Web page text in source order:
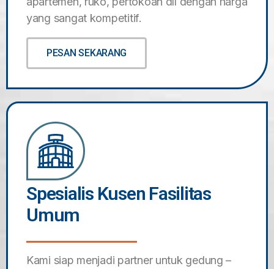
yang sangat kompetitif.
PESAN SEKARANG
Spesialis Kusen Fasilitas
Umum
Kami siap menjadi partner untuk gedung –